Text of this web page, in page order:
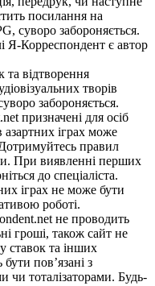
посилання на
суворо забороняється.
Я-Корреспондент є автор
та відтворення
творів
забороняється.
призначені для осіб
іграх може
правил
При виявленні перших
до спеціаліста.
іграх не може бути
роботі.
не проводить
гроші, також сайт не
ставок та інших
пов’язані з
чи тоталізаторами. Будь-